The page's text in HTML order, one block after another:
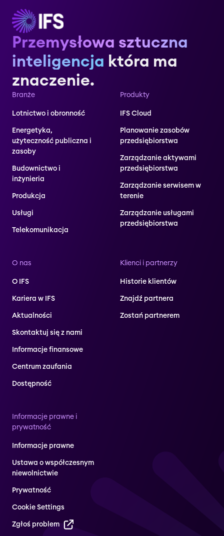
Przemysłowa sztuczna
inteligencja która ma
znaczenie.
Branże
Lotnictwo i obronność
Energetyka,
użyteczność publiczna i
zasoby
Budownictwo i
inżynieria
Produkcja
Usługi
Telekomunikacja
Produkty
IFS Cloud
Planowanie zasobów
przedsiębiorstwa
Zarządzanie aktywami
przedsiębiorstwa
Zarządzanie serwisem w
terenie
Zarządzanie usługami
przedsiębiorstwa
O nas
O IFS
Kariera w IFS
Aktualności
Skontaktuj się z nami
Informacje finansowe
Centrum zaufania
Dostępność
Klienci i partnerzy
Historie klientów
Znajdź partnera
Zostań partnerem
Informacje prawne i
prywatność
Informacje prawne
Ustawa o współczesnym
niewolnictwie
Prywatność
Cookie Settings
Zgłoś problem